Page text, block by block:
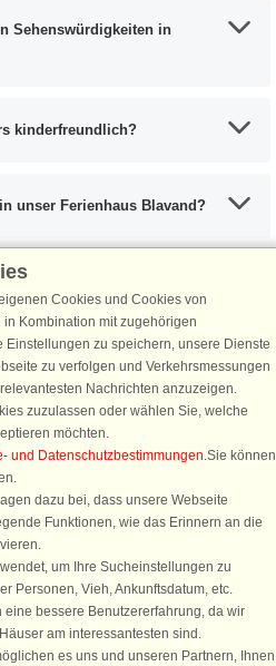
Sehenswürdigkeiten in
kinderfreundlich?
unser Ferienhaus Blavand?
Fans an
von 25 €für Ihren nächsten
einfach für den DanCenter Newsletter
Angebote, Gewinnspiele und
abonnieren
Cookies und Cookies von
Kombination mit zugehörigen
zu speichern, unsere Dienste
zu verfolgen und Verkehrsmessungen
Nachrichten anzuzeigen.
zuzulassen oder wählen Sie, welche
möchten.
und Datenschutzbestimmungen.Sie können
dazu bei, dass unsere Webseite
Funktionen, wie das Erinnern an die
um Ihre Sucheinstellungen zu
Personen, Vieh, Ankunftsdatum, etc.
bessere Benutzererfahrung, da wir
am interessantesten sind.
es uns und unseren Partnern, Ihnen